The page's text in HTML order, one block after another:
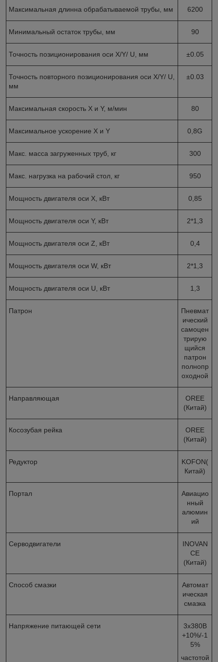
Максимальная длинна обрабатываемой трубы, мм 6200
Минимальный остаток трубы, мм 90
Точность позиционирования оси X/Y/ U, мм ±0.05
Точность повторного позиционирования оси X/Y/ U,
мм
±0.03
Максимальная скорость X и Y, м/мин 80
Максимальное ускорение X и Y 0,8G
Макс. масса загруженных труб, кг 300
Макс. нагрузка на рабочий стол, кг 950
Мощность двигателя оси X, кВт 0,85
Мощность двигателя оси Y, кВт 2*1,3
Мощность двигателя оси Z, кВт 0,4
Мощность двигателя оси W, кВт 2*1,3
Мощность двигателя оси U, кВт 1,3
Патрон
Пневмат
ический
самоцен
трирую
щийся
патрон
полнопр
оходной
Направляющая
OREE
(Китай)
Косозубая рейка
OREE
(Китай)
Редуктор
KOFON(
Китай)
Портал
Авиацио
нный
алюмин
ий
Cерводвигатели
INOVAN
CE
(Китай)
Способ смазки
Автомат
ическая
смазка
Напряжение питающей сети
3х380В
+10%/-1
5%
частотой